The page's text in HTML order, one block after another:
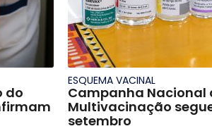
do
ESQUEMA VACINAL
Campanha Nacional
Multivacinação
setembro